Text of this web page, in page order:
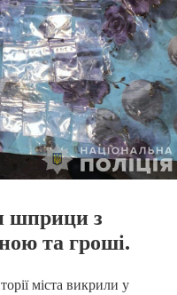
шприци з
та гроші.
міста викрили у